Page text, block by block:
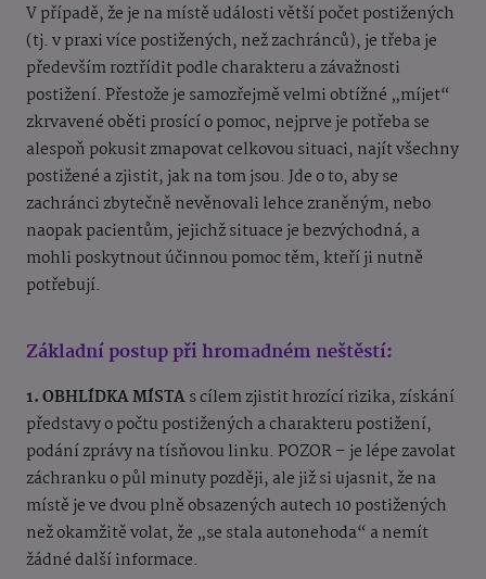
V případě, že je na místě události větší počet postižených
(tj. v praxi více postižených, než zachránců), je třeba je
především roztřídit podle charakteru a závažnosti
postižení. Přestože je samozřejmě velmi obtížné „míjet“
zkrvavené oběti prosící o pomoc, nejprve je potřeba se
alespoň pokusit zmapovat celkovou situaci, najít všechny
postižené a zjistit, jak na tom jsou. Jde o to, aby se
zachránci zbytečně nevěnovali lehce zraněným, nebo
naopak pacientům, jejichž situace je bezvýchodná, a
mohli poskytnout účinnou pomoc těm, kteří ji nutně
potřebují.
Základní postup při hromadném neštěstí:
1. OBHLÍDKA MÍSTAs cílem zjistit hrozící rizika, získání
představy o počtu postižených a charakteru postižení,
podání zprávy na tísňovou linku. POZOR – je lépe zavolat
záchranku o půl minuty později, ale již si ujasnit, že na
místě je ve dvou plně obsazených autech 10 postižených
než okamžitě volat, že „se stala autonehoda“ a nemít
žádné další informace.